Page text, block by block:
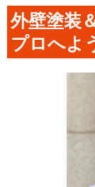
外壁塗装
プロへよ